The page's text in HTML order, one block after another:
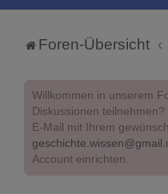
Foren-Übersicht
Willkommen in unserem
Diskussionen
E-Mail mit Ihrem
Account einrichten.